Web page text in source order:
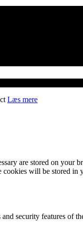
Læs mere
are stored on your
cookies will be stored
security features of